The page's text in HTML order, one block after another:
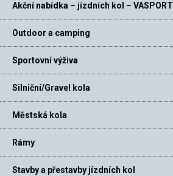
Akční nabídka – jízdních kol – VASPORT
Outdoor a camping
Sportovní výživa
Silniční/Gravel kola
Městská kola
Rámy
Stavby a přestavby jízdních kol